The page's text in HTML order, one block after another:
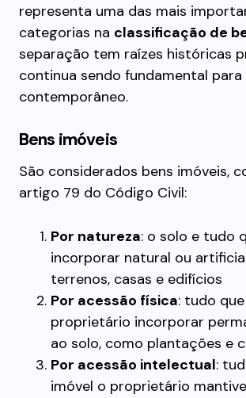
representa uma das mais
categorias na classificação de
separação tem raízes históricas
continua sendo fundamental
contemporâneo.
Bens imóveis
São considerados bens imóveis,
artigo 79 do Código Civil:
Por natureza: o solo e tudo
incorporar natural ou
terrenos, casas e edifícios
Por acessão física: tudo
proprietário incorporar
ao solo, como plantações e
Por acessão intelectual:
imóvel o proprietário